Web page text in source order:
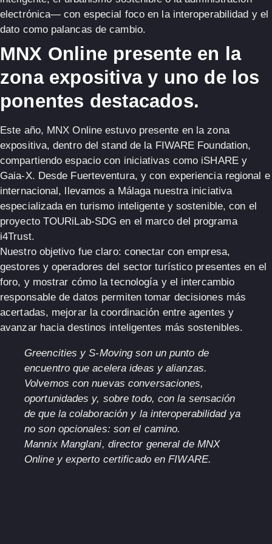
electrónica— con especial foco en la interoperabilidad y el
dato como palancas de cambio.
MNX Online presente en la
zona expositiva y uno de los
ponentes destacados.
Este año, MNX Online estuvo presente en la zona
expositiva, dentro delstand de la FIWARE Foundation,
compartiendo espacio con iniciativas como iSHARE y
Gaia-X. Desde Fuerteventura, y con experiencia regional e
internacional, llevamos a Málaga nuestra iniciativa
especializada en turismo inteligente y sostenible, con el
proyecto TOURiLab-SDG en el marco del programa
i4Trust.
Nuestro objetivo fue claro: conectar con empresa,
gestores y operadores del sector turístico presentes en el
foro, y mostrar cómo latecnología y el intercambio
responsable de datos permiten tomar decisiones más
acertadas, mejorar la coordinación entre agentes y
avanzar haciadestinos inteligentes más sostenibles.
Greencities y S-Moving son un punto de
encuentro que acelera ideas y alianzas.
Volvemos con nuevas conversaciones,
oportunidades y, sobre todo, con la sensación
de que la colaboración y la interoperabilidad ya
no son opcionales: son el camino.
Mannix Manglani, director general de MNX
Online y experto certificado en FIWARE.